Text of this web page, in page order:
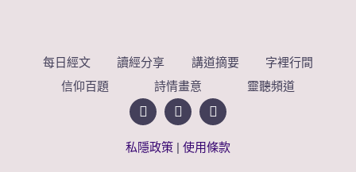
每日經文 讀經分享 講道摘要
字裡行間
信仰百題
詩情畫意 靈聽頻道
私隱政策 | 使用條款